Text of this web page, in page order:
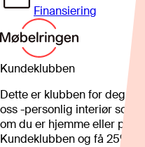
Finansiering
Kundeklubben
Dette er klubben for deg
oss -personlig interiør som
om du er hjemme eller på
Kundeklubben og få 25%*